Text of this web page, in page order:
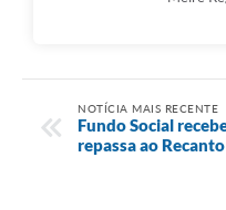
NOTÍCIA MAIS RECENTE
Fundo Social
repassa ao